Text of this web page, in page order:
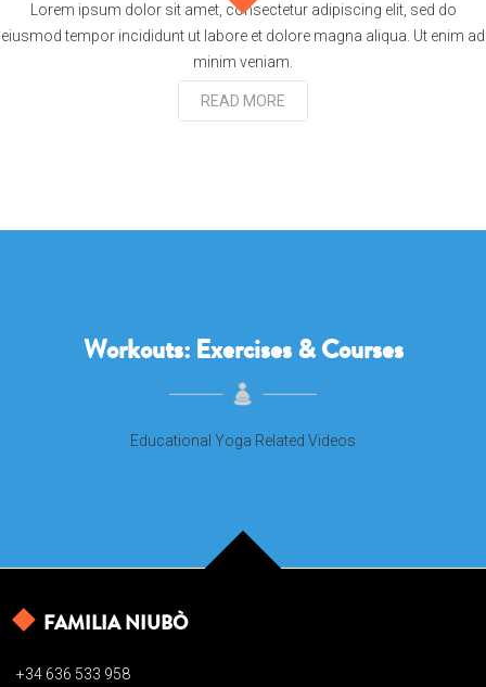
Lorem ipsum dolor sit amet, consectetur adipiscing elit, sed do
eiusmod tempor incididunt ut labore et dolore magna aliqua. Ut enim ad
minim veniam.
READ MORE
Workouts: Exercises & Courses
Educational Yoga Related Videos
FAMILIA NIUBÒ
+34 636 533 958